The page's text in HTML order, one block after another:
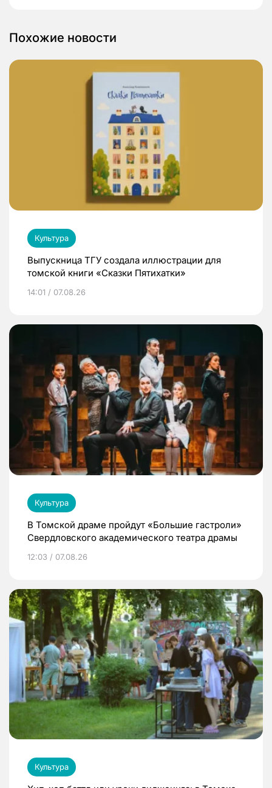
Похожие новости
Культура
Выпускница ТГУ создала иллюстрации для
томской книги «Сказки Пятихатки»
14:01 / 07.08.26
Культура
В Томской драме пройдут «Большие гастроли»
Свердловского академического театра драмы
12:03 / 07.08.26
Культура